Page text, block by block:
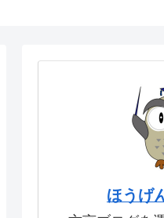
ほうげ